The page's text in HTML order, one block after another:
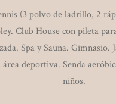
(3 polvo de ladrillo, 2
Club House con pileta
Spa y Sauna. Gimnasio.
deportiva. Senda
niños.